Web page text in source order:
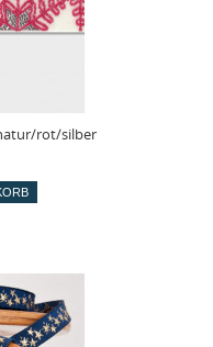
rot/silber